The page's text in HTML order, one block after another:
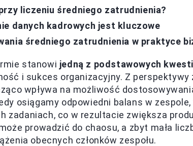
liczeniu średniego zatrudnienia?
danych kadrowych jest kluczowe
średniego zatrudnienia w praktyce
stanowi jedną z podstawowych
i sukces organizacyjny. Z perspektywy
wpływa na możliwość
osiągamy odpowiedni balans w
zadaniach, co w rezultacie zwiększa
prowadzić do chaosu, a zbyt mała
obecnych członków zespołu.